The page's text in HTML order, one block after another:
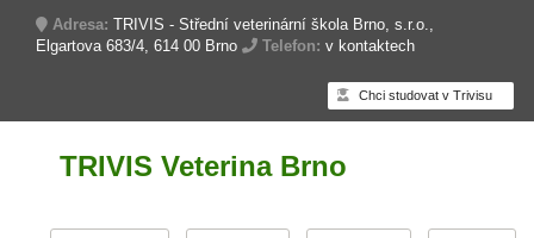
Adresa: TRIVIS - Střední veterinární škola Brno, s.r.o.,
Elgartova 683/4, 614 00 Brno
Telefon: v kontaktech
Chci studovat v Trivisu
TRIVIS Veterina Brno